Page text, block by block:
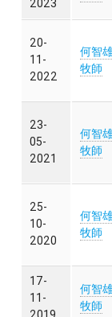
20-
11-
2022
何智
牧師
23-
05-
2021
何智
牧師
25-
10-
2020
何智
牧師
17-
11-
何智
牧師